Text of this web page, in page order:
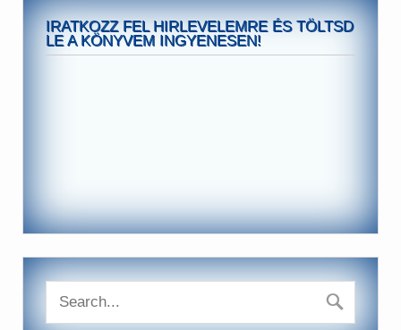
IRATKOZZ FEL HIRLEVELEMRE ÉS TÖLTSD
LE A KÖNYVEM INGYENESEN!